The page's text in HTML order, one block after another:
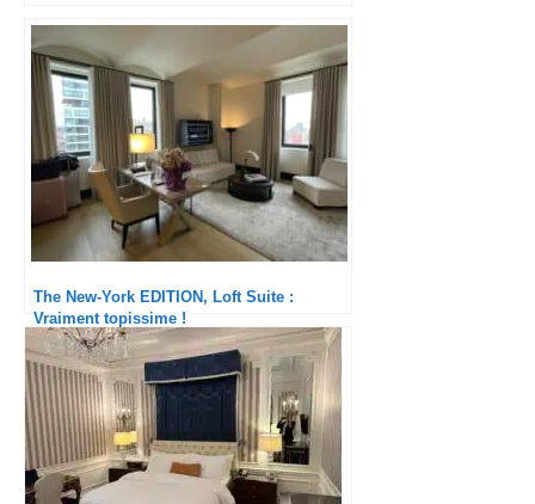
The New-York EDITION, Loft Suite :
Vraiment topissime !